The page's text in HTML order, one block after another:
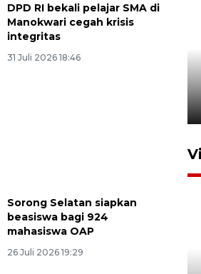
DPD RI bekali pelajar SMA di
Manokwari cegah krisis
integritas
31 Juli 2026 18:46
Sorong Selatan siapkan
beasiswa bagi 924
mahasiswa OAP
26 Juli 2026 19:29